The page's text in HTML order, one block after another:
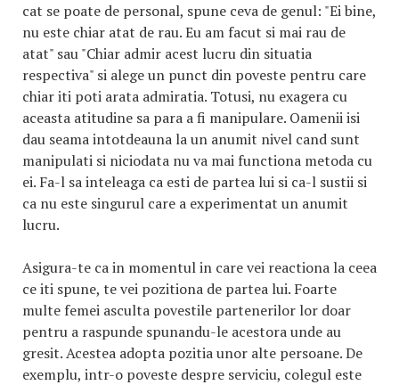
cat se poate de personal, spune ceva de genul: "Ei bine,
nu este chiar atat de rau. Eu am facut si mai rau de
atat" sau "Chiar admir acest lucru din situatia
respectiva" si alege un punct din poveste pentru care
chiar iti poti arata admiratia. Totusi, nu exagera cu
aceasta atitudine sa para a fi manipulare. Oamenii isi
dau seama intotdeauna la un anumit nivel cand sunt
manipulati si niciodata nu va mai functiona metoda cu
ei. Fa-l sa inteleaga ca esti de partea lui si ca-l sustii si
ca nu este singurul care a experimentat un anumit
lucru.
Asigura-te ca in momentul in care vei reactiona la ceea
ce iti spune, te vei pozitiona de partea lui. Foarte
multe femei asculta povestile partenerilor lor doar
pentru a raspunde spunandu-le acestora unde au
gresit. Acestea adopta pozitia unor alte persoane. De
exemplu, intr-o poveste despre serviciu, colegul este